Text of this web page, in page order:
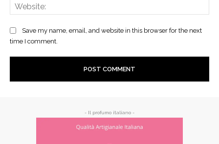
Save my name, email, and website in this browser for the next
time I comment.
- Il profumo italiano -